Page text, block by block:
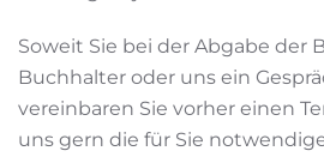
Soweit Sie bei der Abgabe der
Buchhalter oder uns ein
vereinbaren Sie vorher einen
uns gern die für Sie